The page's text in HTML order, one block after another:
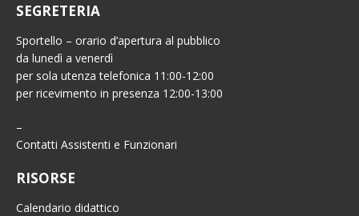
SEGRETERIA
Sportello – orario d’apertura al pubblico
da lunedì a venerdì
per sola utenza telefonica 11:00-12:00
per ricevimento in presenza 12:00-13:00
–
Contatti Assistenti e Funzionari
RISORSE
Calendario didattico